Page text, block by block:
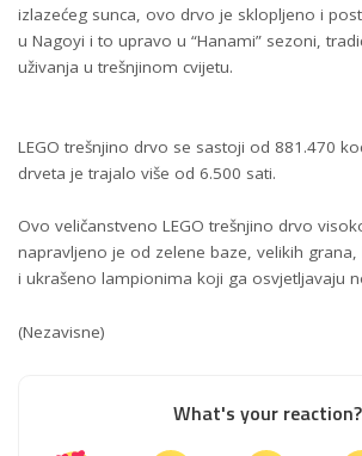
izlazećeg sunca, ovo drvo je sklopljeno i
u Nagoyi i to upravo u “Hanami” sezoni,
uživanja u trešnjinom cvijetu.
LEGO trešnjino drvo se sastoji od 881.470
drveta je trajalo više od 6.500 sati.
Ovo veličanstveno LEGO trešnjino drvo
napravljeno je od zelene baze, velikih
i ukrašeno lampionima koji ga osvjetljavaju
(Nezavisne)
What's your reaction?